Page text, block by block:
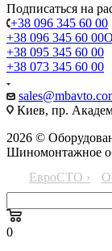
Подписаться на
+38 096 345 60 00
+38 096 345 60 00
+38 095 345 60 00
+38 073 345 60 00
Киев, пр.
2026 ©
Шиномонтажное
ЕвроСТО ›
0